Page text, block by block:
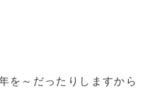
を～だったりしますから